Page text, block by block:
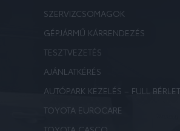
SZERVIZCSOMAGOK
GÉPJÁRMŰ KÁRRENDEZÉS
TESZTVEZETÉS
AJÁNLATKÉRÉS
AUTÓPARK KEZELÉS – FULL BÉRLET
TOYOTA EUROCARE